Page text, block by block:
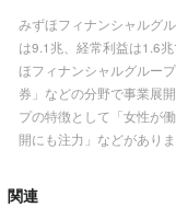
みずほフィナンシャルグ
は9.1兆、経常利益は1.6
ほフィナンシャルグルー
券」などの分野で事業展
プの特徴として「女性が
開にも注力」などがありま
関連